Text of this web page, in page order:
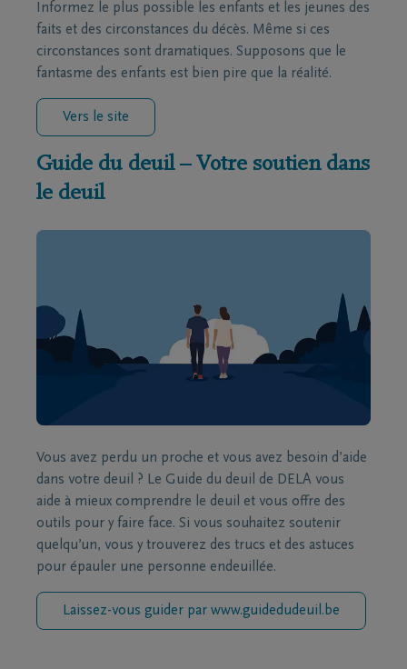
Informez le plus possible les enfants et les jeunes des
faits et des circonstances du décès. Même si ces
circonstances sont dramatiques. Supposons que le
fantasme des enfants est bien pire que la réalité.
Vers le site
Guide du deuil – Votre soutien dans
le deuil
Vous avez perdu un proche et vous avez besoin d’aide
dans votre deuil ? Le Guide du deuil de DELA vous
aide à mieux comprendre le deuil et vous offre des
outils pour y faire face. Si vous souhaitez soutenir
quelqu’un, vous y trouverez des trucs et des astuces
pour épauler une personne endeuillée.
Laissez-vous guider par www.guidedudeuil.be